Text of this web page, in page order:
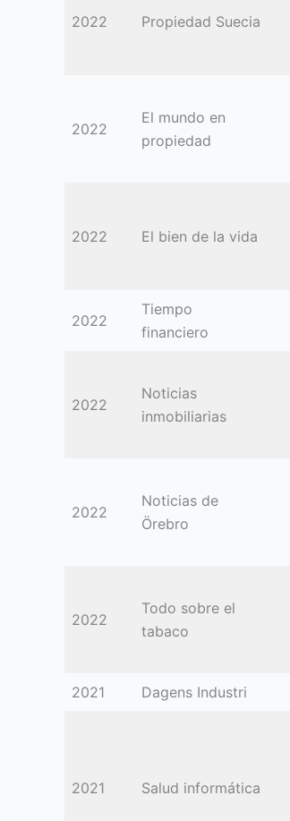
2022 Propiedad Suecia
2022
El mundo en
propiedad
2022 El bien de la vida
2022
Tiempo
financiero
2022
Noticias
inmobiliarias
2022
Noticias de
Örebro
2022
Todo sobre el
tabaco
2021 Dagens Industri
2021 Salud informática